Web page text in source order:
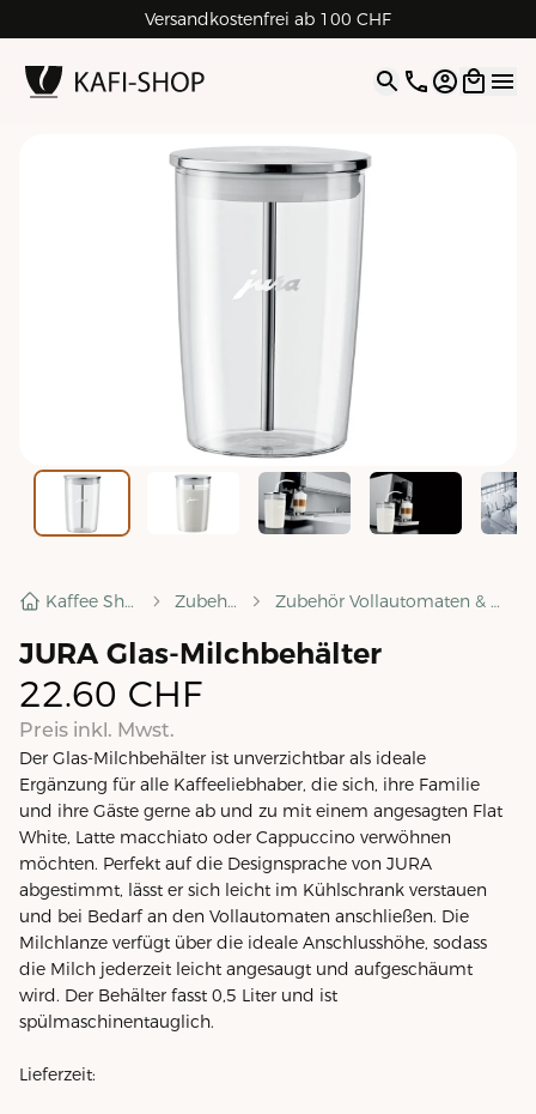
Versandkostenfrei ab 100 CHF
4.9| 5.0 Google
Open
Kaffee Shop Zubehör Zubehör Vollautomaten & mehr
JURA Glas-Milchbehälter
22.60 CHF
Preis inkl. Mwst.
Der Glas-Milchbehälter ist unverzichtbar als ideale
Ergänzung für alle Kaffeeliebhaber, die sich, ihre Familie
und ihre Gäste gerne ab und zu mit einem angesagten Flat
White, Latte macchiato oder Cappuccino verwöhnen
möchten. Perfekt auf die Designsprache von JURA
abgestimmt, lässt er sich leicht im Kühlschrank verstauen
und bei Bedarf an den Vollautomaten anschließen. Die
Milchlanze verfügt über die ideale Anschlusshöhe, sodass
die Milch jederzeit leicht angesaugt und aufgeschäumt
wird. Der Behälter fasst 0,5 Liter und ist
spülmaschinentauglich.
Lieferzeit: